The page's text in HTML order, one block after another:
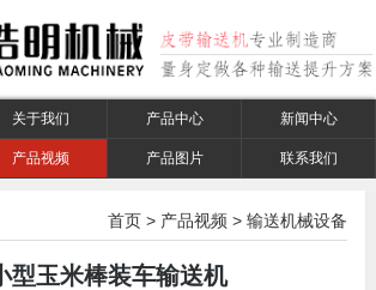
关于我们 产品中心 新闻中心
产品视频 产品图片 联系我们
首页 > 产品视频 >输送机械设备
型玉米棒装车输送机